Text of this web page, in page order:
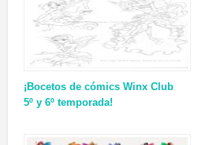
¡Bocetos de cómics Winx Club
5º y 6º temporada!